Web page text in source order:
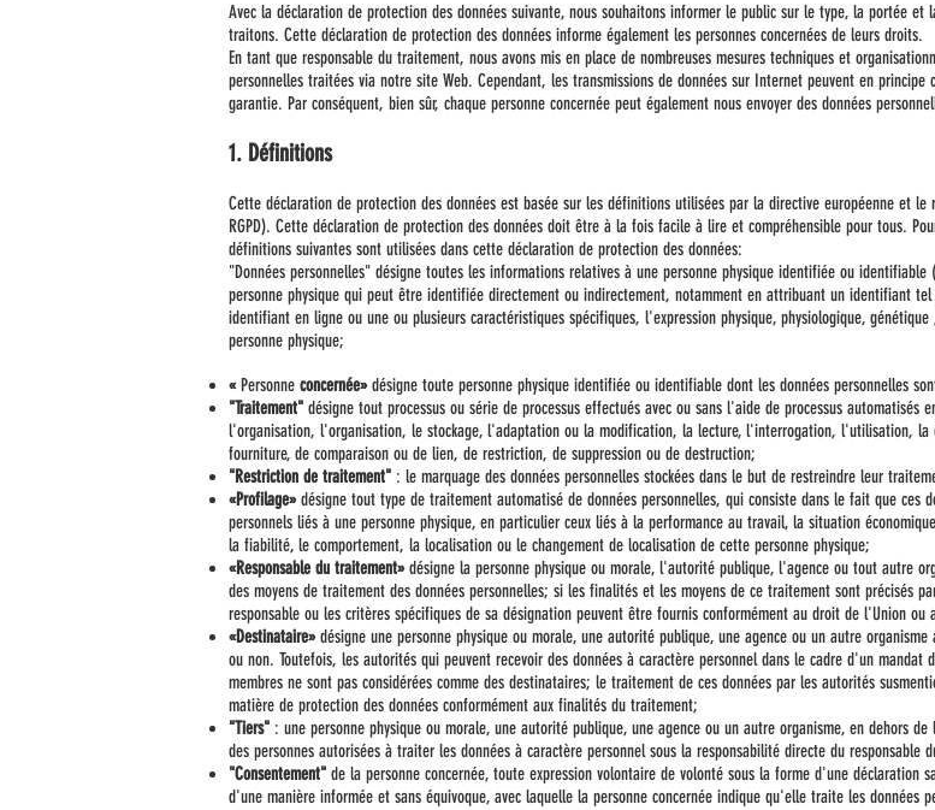
Avec la déclaration de protection des données suivante, nous souhaitons informer le public sur le type, la portée
traitons. Cette déclaration de protection des données informe également les personnes concernées de leurs droits.
En tant que responsable du traitement, nous avons mis en place de nombreuses mesures techniques et
personnelles traitées via notre site Web. Cependant, les transmissions de données sur Internet peuvent en
garantie. Par conséquent, bien sûr, chaque personne concernée peut également nous envoyer des données
1. Définitions
Cette déclaration de protection des données est basée sur les définitions utilisées par la directive européenne et
RGPD). Cette déclaration de protection des données doit être à la fois facile à lire et compréhensible pour tous.
définitions suivantes sont utilisées dans cette déclaration de protection des données:
"Données personnelles" désigne toutes les informations relatives à une personne physique identifiée ou
personne physique qui peut être identifiée directement ou indirectement, notamment en attribuant un identifiant
identifiant en ligne ou une ou plusieurs caractéristiques spécifiques, l'expression physique, physiologique,
personne physique;
«Personne concernée»désigne toute personne physique identifiée ou identifiable dont les données personnelles
"Traitement" désigne tout processus ou série de processus effectués avec ou sans l'aide de processus
l'organisation, l'organisation, le stockage, l'adaptation ou la modification, la lecture, l'interrogation, l'utilisation,
fourniture, de comparaison ou de lien, de restriction, de suppression ou de destruction;
"Restriction de traitement" : le marquage des données personnelles stockées dans le but de restreindre leur
«Profilage»désigne tout type de traitement automatisé de données personnelles, qui consiste dans le fait que ces
personnels liés à une personne physique, en particulier ceux liés à la performance au travail, la situation
la fiabilité, le comportement, la localisation ou le changement de localisation de cette personne physique;
«Responsable du traitement»désigne la personne physique ou morale, l'autorité publique, l'agence ou tout autre
des moyens de traitement des données personnelles; si les finalités et les moyens de ce traitement sont précisés
responsable ou les critères spécifiques de sa désignation peuvent être fournis conformément au droit de l'Union ou
«Destinataire»désigne une personne physique ou morale, une autorité publique, une agence ou un autre
ou non. Toutefois, les autorités qui peuvent recevoir des données à caractère personnel dans le cadre d'un
membres ne sont pas considérées comme des destinataires; le traitement de ces données par les autorités
matière de protection des données conformément aux finalités du traitement;
"Tiers" : une personne physique ou morale, une autorité publique, une agence ou un autre organisme, en dehors
des personnes autorisées à traiter les données à caractère personnel sous la responsabilité directe du responsable
"Consentement" de la personne concernée, toute expression volontaire de volonté sous la forme d'une
d'une manière informée et sans équivoque, avec laquelle la personne concernée indique qu'elle traite les données